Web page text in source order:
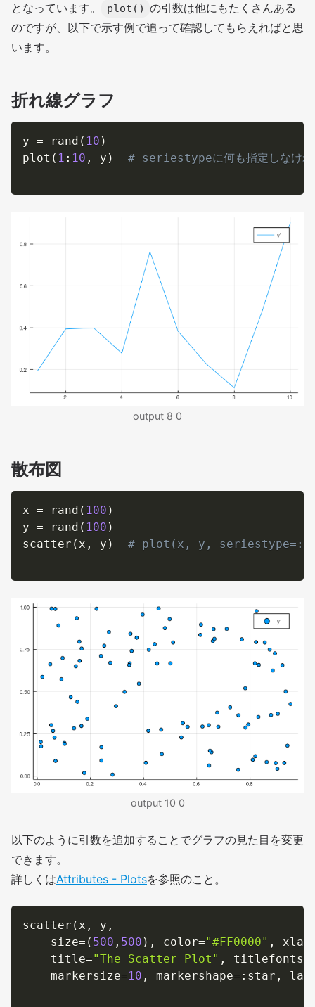
となっています。 plot() の引数は他にもたくさんある
のですが、以下で示す例で追って確認してもらえればと思
います。
折れ線グラフ
y = rand ( 10 )
plot ( 1 : 10 , y ) # seriestypeに何も指定しなけれ
output 8 0
散布図
x = rand ( 100 )
y = rand ( 100 )
scatter ( x , y ) # plot(x, y,
output 10 0
以下のように引数を追加することでグラフの見た目を変更
できます。
詳しくはAttributes - Plotsを参照のこと。
scatter ( x , y ,
    size
= ( 500 , 500 ) , color="#FF0000" ,
    title
="The Scatter Plot" ,
    markersize
=10 , markershape= : star ,